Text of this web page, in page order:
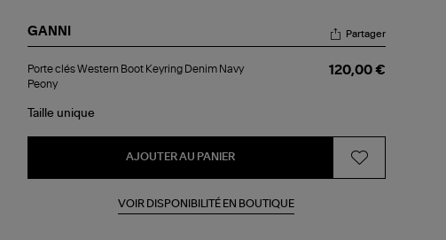
GANNI
clés
Western
Keyring
Partager
Porte clés Western Boot Keyring Denim Navy
Peony
120,00 €
Taille unique
AJOUTER AU PANIER
VOIR DISPONIBILITÉ EN BOUTIQUE